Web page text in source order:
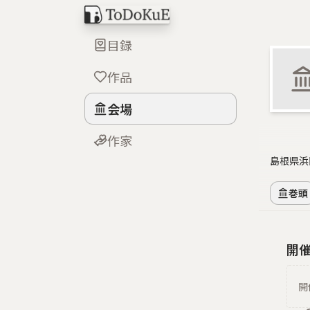
目録
作品
会場
作家
島根県
巻頭
開